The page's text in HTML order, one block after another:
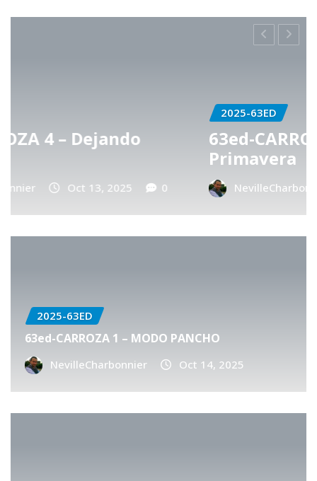
63ed-CARROZA 3 – Hechizo de
NevilleCharbonnier Oct 13, 2025 0
2025-63ED
63ed-CARROZA 1 – MODO PANCHO
NevilleCharbonnier Oct 14, 2025